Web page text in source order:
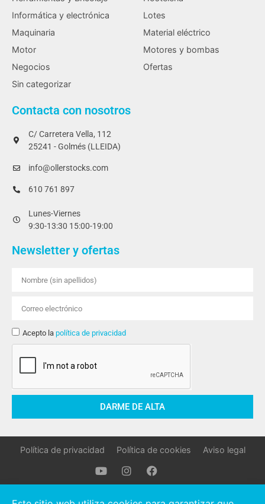
Informática y electrónica
Lotes
Maquinaria
Material eléctrico
Motor
Motores y bombas
Negocios
Ofertas
Sin categorizar
Contacta con nosotros
C/ Carretera Vella, 112
25241 - Golmés (LLEIDA)
info@ollerstocks.com
610 761 897
Lunes-Viernes
9:30-13:30 15:00-19:00
Newsletter y ofertas
Acepto la política de privacidad
DARME DE ALTA
Política de privacidad Política de cookies Aviso legal